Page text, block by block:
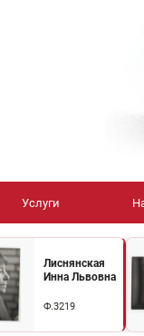
Услуги
Лиснянская
Инна Львовна
Ф.3219